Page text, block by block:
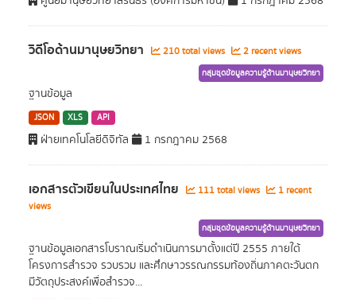
วิดีโอด้านมานุษยวิทยา 210 total views 2 recent views
กลุ่มชุดข้อมูลความรู้ด้านมานุษยวิทยา
ฐานข้อมูล
JSON XLS API
ฝ่ายเทคโนโลยีดิจิทัล 1 กรกฎาคม 2568
เอกสารตัวเขียนในประเทศไทย 111 total views
1 recent
views
กลุ่มชุดข้อมูลความรู้ด้านมานุษยวิทยา
ฐานข้อมูลเอกสารโบราณเริ่มดำเนินการมาตั้งแต่ปี 2555 ภายใต้
โครงการสำรวจ รวบรวม และศึกษาวรรณกรรมท้องถิ่นภาคตะวันตก
มีวัตถุประสงค์เพื่อสำรวจ...